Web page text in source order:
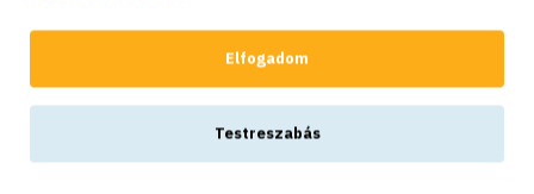
Hossza: 77 cm
Magasság: 13 cm
Súly:0.75kg
SZÍNVARIÁCIÓK:
Balkon
Balkon
Elfogadom
Testreszabás